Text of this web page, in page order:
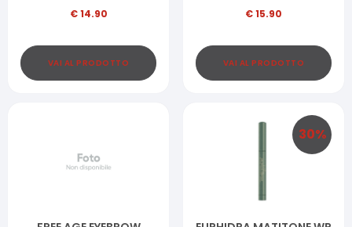
€14.90
VAI AL PRODOTTO
€15.90
VAI AL PRODOTTO
30%